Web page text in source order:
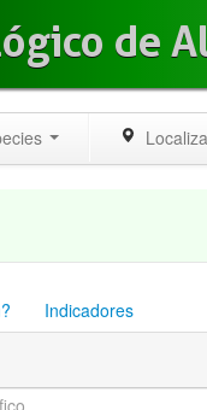
de
Indicadores